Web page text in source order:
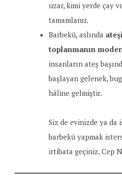
uzar, kimi yerde çay
tamamlanır.
Barbekü, aslında
toplanmanın
insanların ateş
başlayan gelenek,
hâline gelmiştir.
Siz de evinizde ya da
barbekü yapmak
irtibata geçiniz. Cep